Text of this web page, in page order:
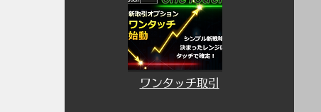
​ワンタッチ取引